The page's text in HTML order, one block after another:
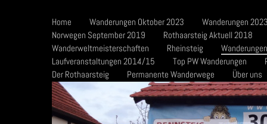
Home Wanderungen Oktober 2023
Wanderungen
Norwegen September 2019
Rothaarsteig Aktuell 2018
Wanderweltmeisterschaften
Rheinsteig
Laufveranstaltungen 2014/15
Top PW Wanderungen
Der Rothaarsteig
Permanente Wanderwege Über uns